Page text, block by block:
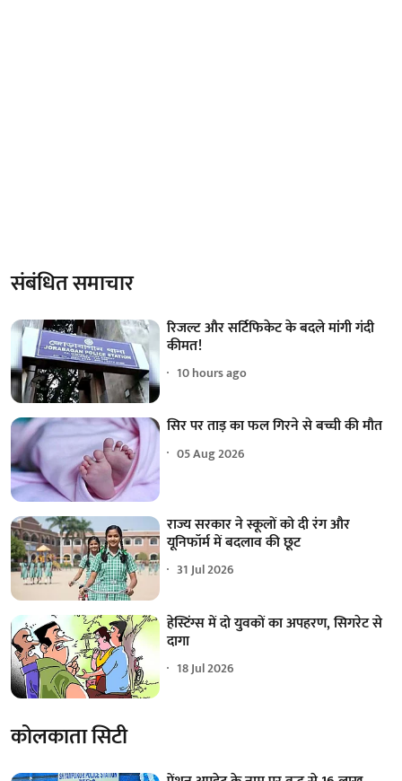
संबंधित समाचार
रिजल्ट और सर्टिफिकेट के बदले मांगी गंदी
कीमत!
10 hours ago
सिर पर ताड़ का फल गिरने से बच्ची की मौत
05 Aug 2026
राज्य सरकार ने स्कूलों को दी रंग और
यूनिफॉर्म में बदलाव की छूट
31 Jul 2026
हेस्टिंग्स में दो युवकों का अपहरण, सिगरेट से
दागा
18 Jul 2026
कोलकाता सिटी